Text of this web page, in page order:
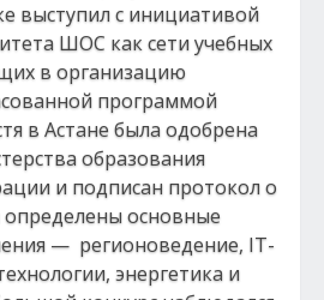
выступил с инициативой
ШОС как сети учебных
в организацию
программой
в Астане была одобрена
образования
и подписан протокол о
основные
— регионоведение, IT-
энергетика и